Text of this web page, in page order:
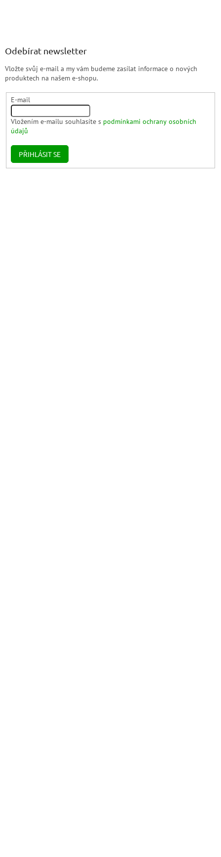
Odebírat newsletter
Vložte svůj e-mail a my vám budeme zasílat informace o nových
produktech na našem e-shopu.
E-mail
Vložením e-mailu souhlasíte s podmínkami ochrany osobních
údajů
PŘIHLÁSIT SE